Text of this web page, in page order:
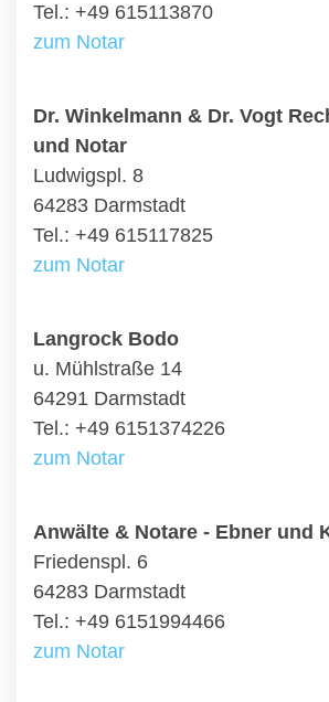
Tel.: +49 615113870
zum Notar
Dr. Winkelmann & Dr. Vogt
und Notar
Ludwigspl. 8
64283 Darmstadt
Tel.: +49 615117825
zum Notar
Langrock Bodo
u. Mühlstraße 14
64291 Darmstadt
Tel.: +49 6151374226
zum Notar
Anwälte & Notare - Ebner und
Friedenspl. 6
64283 Darmstadt
Tel.: +49 6151994466
zum Notar